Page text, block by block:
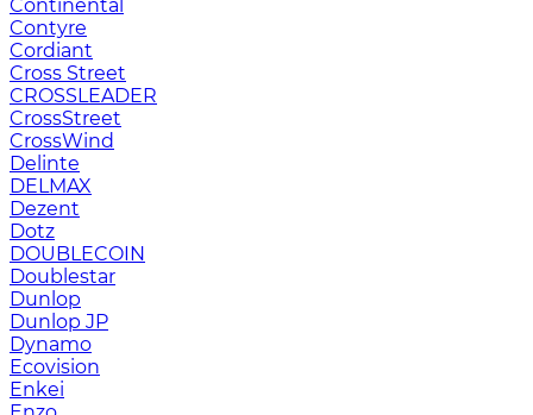
Continental
Contyre
Cordiant
Cross Street
CROSSLEADER
CrossStreet
CrossWind
Delinte
DELMAX
Dezent
Dotz
DOUBLECOIN
Doublestar
Dunlop
Dunlop JP
Dynamo
Ecovision
Enkei